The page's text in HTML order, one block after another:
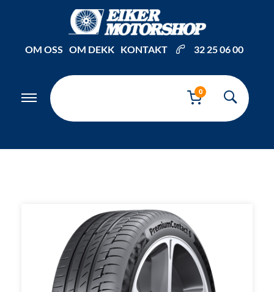
OM OSS OM DEKK KONTAKT 32 25 06 00
0